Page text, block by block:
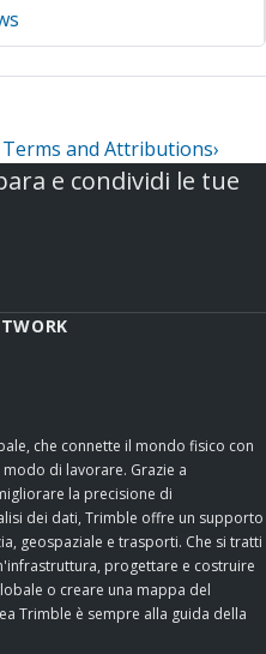
and Attributions›
e condividi le tue
che connette il mondo fisico con
di lavorare. Grazie a
la precisione di
dei dati, Trimble offre un supporto
geospaziale e trasporti. Che si tratti
progettare e costruire
o creare una mappa del
Trimble è sempre alla guida della